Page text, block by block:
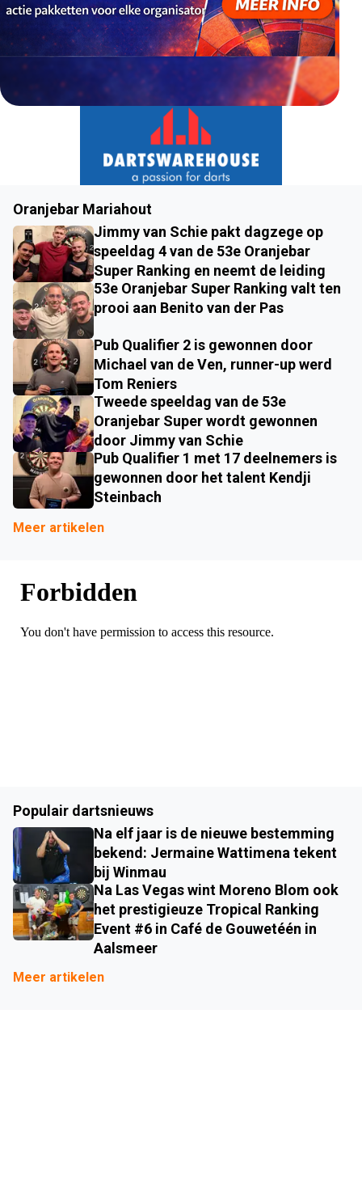
Oranjebar Mariahout
Jimmy van Schie pakt dagzege op
speeldag 4 van de 53e Oranjebar
Super Ranking en neemt de leiding
53e Oranjebar Super Ranking valt ten
prooi aan Benito van der Pas
Pub Qualifier 2 is gewonnen door
Michael van de Ven, runner-up werd
Tom Reniers
Tweede speeldag van de 53e
Oranjebar Super wordt gewonnen
door Jimmy van Schie
Pub Qualifier 1 met 17 deelnemers is
gewonnen door het talent Kendji
Steinbach
Meer artikelen
Populair dartsnieuws
Na elf jaar is de nieuwe bestemming
bekend: Jermaine Wattimena tekent
bij Winmau
Na Las Vegas wint Moreno Blom ook
het prestigieuze Tropical Ranking
Event #6 in Café de Gouwetéén in
Aalsmeer
Meer artikelen